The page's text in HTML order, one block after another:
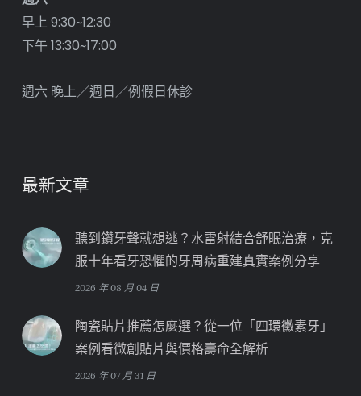
早上 9:30~12:30
下午 13:30~17:00
週六 晚上／週日／例假日休診
最新文章
聽到鑽牙聲就想逃？水雷射結合舒眠治療，克
服十年看牙恐懼的牙周病重建真實案例分享
2026 年 08 月 04 日
陶瓷貼片推薦怎麼選？從一位「四環黴素牙」
案例看微創貼片與價格壽命全解析
2026 年 07 月 31 日